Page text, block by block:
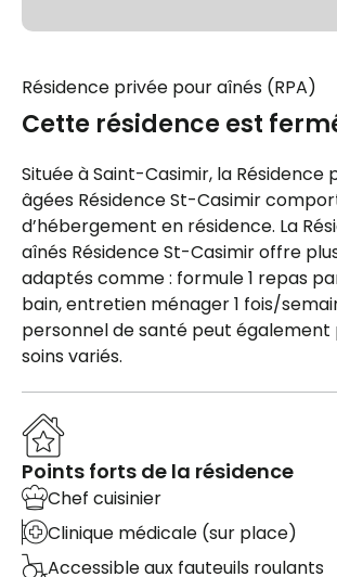
Résidence privée pour aînés (RPA)
Cette résidence est
Située à Saint-Casimir, la Résidence
âgées Résidence St-Casimir
d’hébergement en résidence. La
aînés Résidence St-Casimir offre
adaptés comme : formule 1 repas
bain, entretien ménager 1 fois/
personnel de santé peut également
soins variés.
Points forts de la résidence
Chef cuisinier
Clinique médicale (sur place)
Accessible aux fauteuils roulants